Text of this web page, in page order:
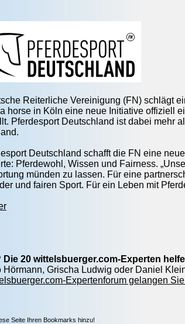
Reiterliche Vereinigung (FN) schlägt
horse in Köln eine neue Initiative offiziell
Pferdesport Deutschland ist dabei mehr
Deutschland schafft die FN eine
Pferdewohl, Wissen und Fairness.
münden zu lassen. Für eine
und fairen Sport. Für ein Leben mit
Die 20 wittelsbuerger.com-Experten
Hörmann, Grischa Ludwig oder Daniel
Expertenforum gelangen
Seite Ihren Bookmarks hinzu!